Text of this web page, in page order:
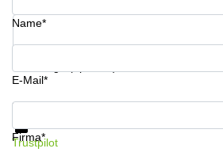
Meetingraum
Köln
Erhard-
Straße 18
Hamburg
Name*
E-Mail*
Firma*
Infos & Preise jetzt erhalten
Trustpilot